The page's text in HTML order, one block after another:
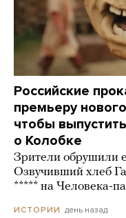
Российские
премьеру
чтобы
о Колобке
Зрители обрушили
Озвучивший хлеб
***** на Человека-
ИСТОРИИ день назад